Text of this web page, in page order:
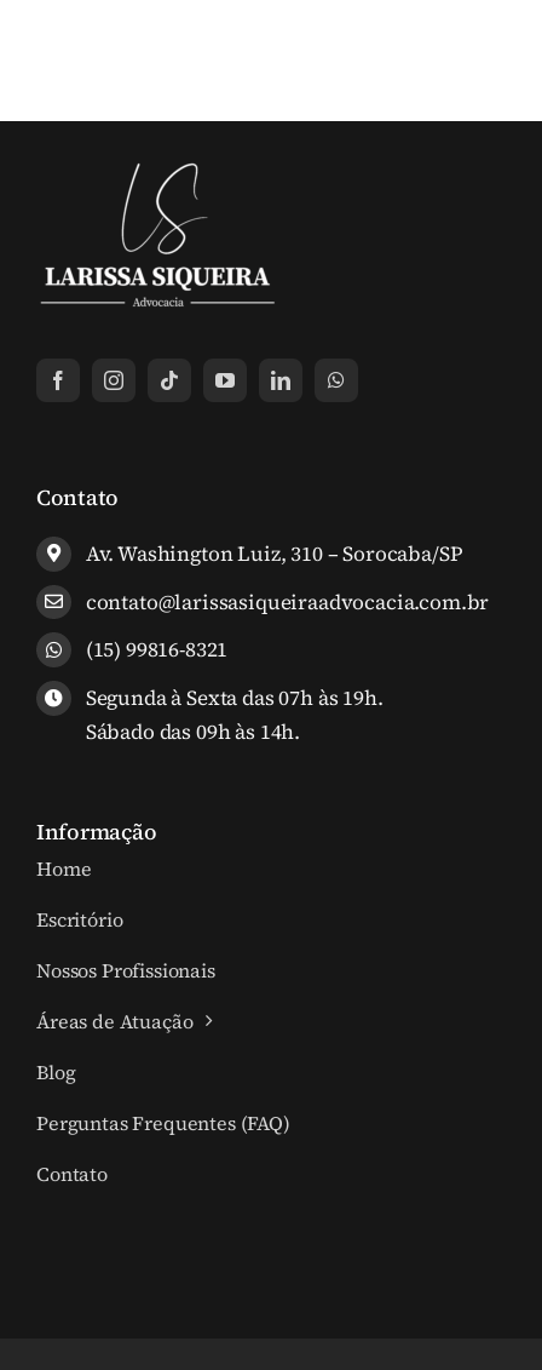
Contato
Av. Washington Luiz, 310 – Sorocaba/SP
contato@larissasiqueiraadvocacia.com.br
(15) 99816-8321
Segunda à Sexta das 07h às 19h.
Sábado das 09h às 14h.
Informação
Home
Escritório
Nossos Profissionais
Áreas de Atuação
Blog
Perguntas Frequentes (FAQ)
Contato